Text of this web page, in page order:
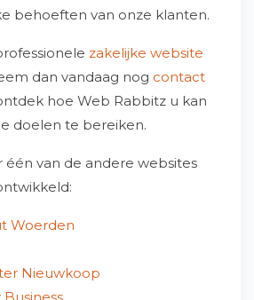
behoeften van onze klanten.
zakelijke website
dan vandaag nog contact
hoe Web Rabbitz u kan
doelen te bereiken.
één van de andere websites
Woerden
Nieuwkoop